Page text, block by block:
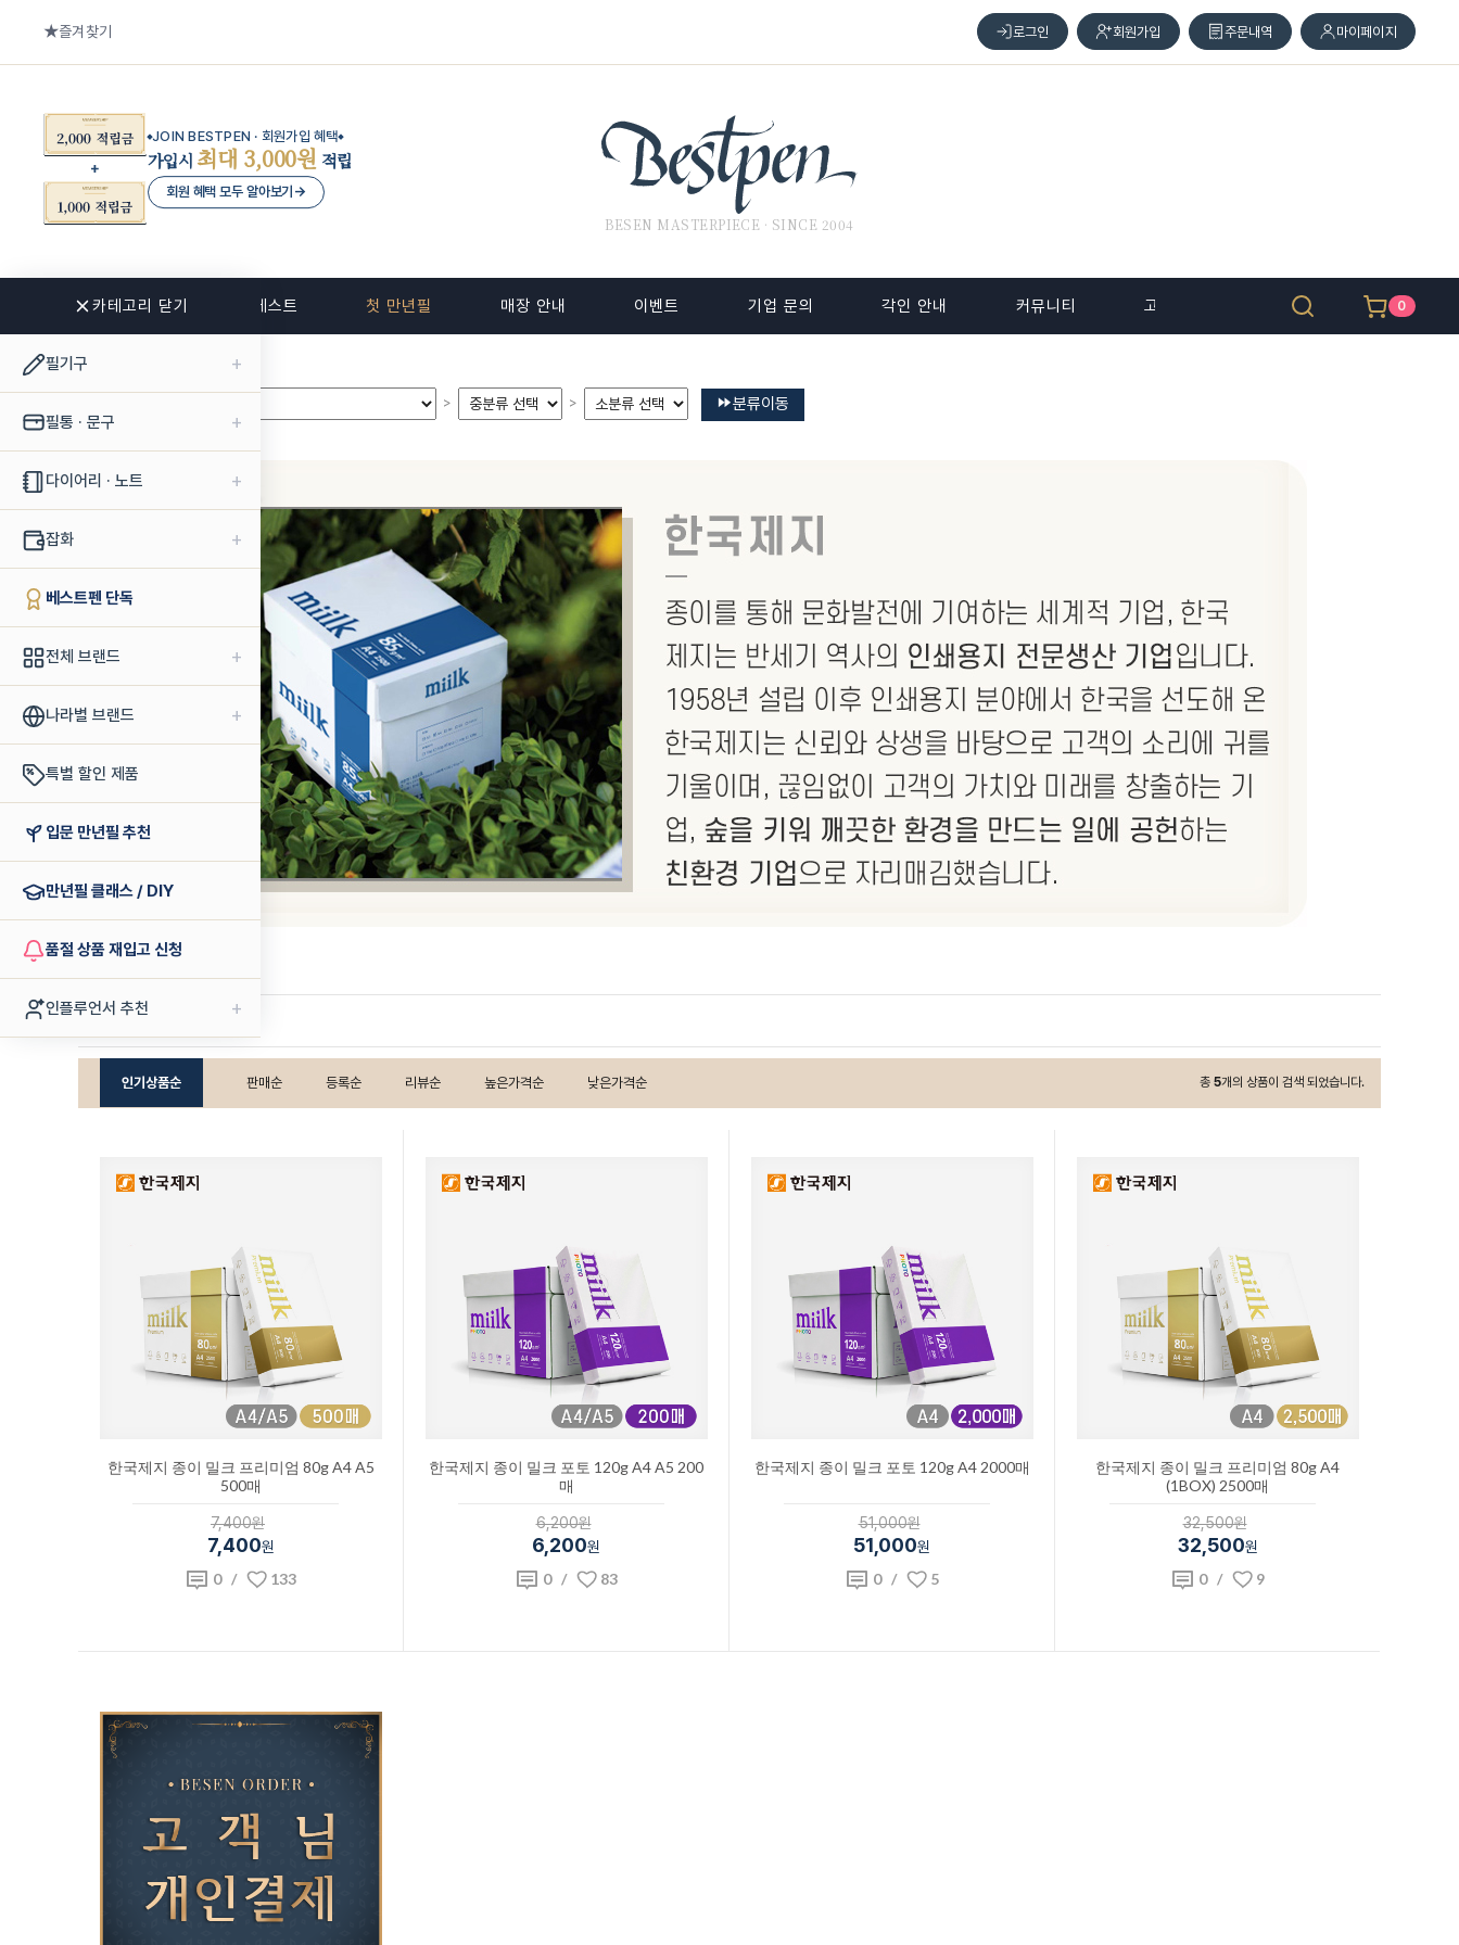
즐겨찾기
JOIN BESTPEN · 회원가입 혜택
가입시 최대 3,000원 적립
회원 혜택 모두 알아보기 →
로그인 회원가입 주문내역 마이페이지
BESEN MASTERPIECE · SINCE 2004
카테고리 닫기
필기구 +
필통 · 문구 +
다이어리 · 노트 +
잡화 +
베스트펜 단독
전체 브랜드 +
나라별 브랜드 +
특별 할인 제품
입문 만년필 추천
만년필 클래스 / DIY
품절 상품 재입고 신청
인플루언서 추천 +
신상품 베스트 첫 만년필 매장 안내 이벤트 기업 문의 각인 안내 커뮤니티 고객 센터 0
> > 분류이동
· 종이(4)
총 5개의 상품이 검색 되었습니다.
인기상품순 판매순 등록순 리뷰순 높은가격순 낮은가격순
한국제지 종이 밀크 프리미엄 80g A4 A5
500매
7,400원
7,400원
0/ 133
한국제지 종이 밀크 포토 120g A4 A5 200
매
6,200원
6,200원
0/ 83
한국제지 종이 밀크 포토 120g A4 2000매
51,000원
51,000원
0/ 5
한국제지 종이 밀크 프리미엄 80g A4
(1BOX) 2500매
32,500원
32,500원
0/ 9